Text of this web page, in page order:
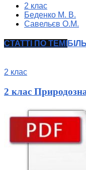
2 клас
Беденко М. В.
Савельєв О.М.
СТАТТІ ПО ТЕМІ
2 клас
2 клас